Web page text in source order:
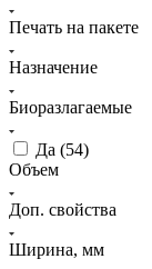
Печать на пакете
Назначение
Биоразлагаемые
Да (54)
Объем
Доп. свойства
Ширина, мм